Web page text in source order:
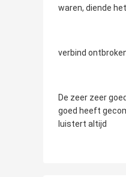
waren, diende
verbind
De zeer zeer
goed heeft
luistert altijd